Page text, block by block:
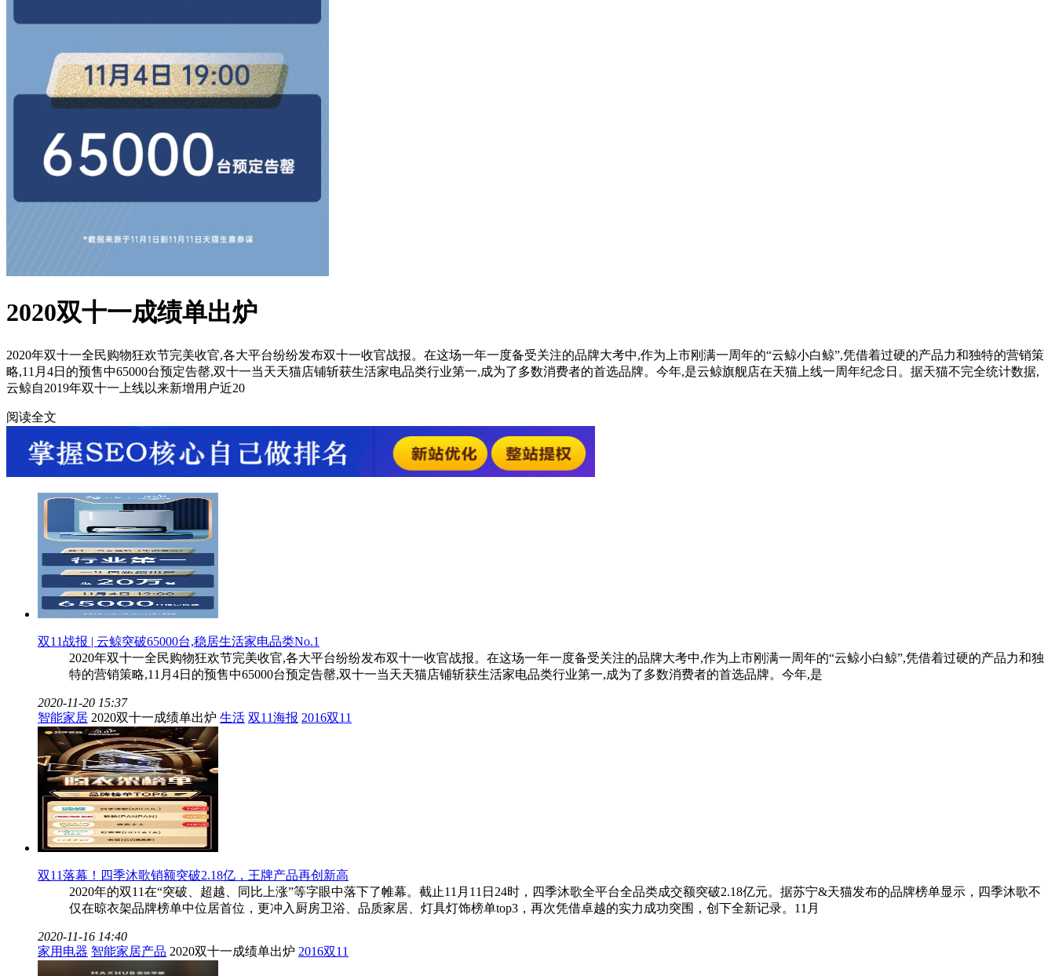
2020双十一成绩单出炉
2020年双十一全民购物狂欢节完美收官,各大平台纷纷发布双十一收官战报。在这场一年一度备受关注的品牌大考中,作为上市刚满一周年的“云鲸小白鲸”,凭借着过硬的产品力和独特的营销策
略,11月4日的预售中65000台预定告罄,双十一当天天猫店铺斩获生活家电品类行业第一,成为了多数消费者的首选品牌。今年,是云鲸旗舰店在天猫上线一周年纪念日。据天猫不完全统计数据,
云鲸自2019年双十一上线以来新增用户近20
阅读全文
双11战报 | 云鲸突破65000台,稳居生活家电品类No.1
2020年双十一全民购物狂欢节完美收官,各大平台纷纷发布双十一收官战报。在这场一年一度备受关注的品牌大考中,作为上市刚满一周年的“云鲸小白鲸”,凭借着过硬的产品力和独
特的营销策略,11月4日的预售中65000台预定告罄,双十一当天天猫店铺斩获生活家电品类行业第一,成为了多数消费者的首选品牌。今年,是
2020-11-20 15:37
智能家居 2020双十一成绩单出炉 生活 双11海报 2016双11
双11落幕！四季沐歌销额突破2.18亿，王牌产品再创新高
2020年的双11在“突破、超越、同比上涨”等字眼中落下了帷幕。截止11月11日24时，四季沐歌全平台全品类成交额突破2.18亿元。据苏宁&天猫发布的品牌榜单显示，四季沐歌不
仅在晾衣架品牌榜单中位居首位，更冲入厨房卫浴、品质家居、灯具灯饰榜单top3，再次凭借卓越的实力成功突围，创下全新记录。11月
2020-11-16 14:40
家用电器 智能家居产品 2020双十一成绩单出炉 2016双11